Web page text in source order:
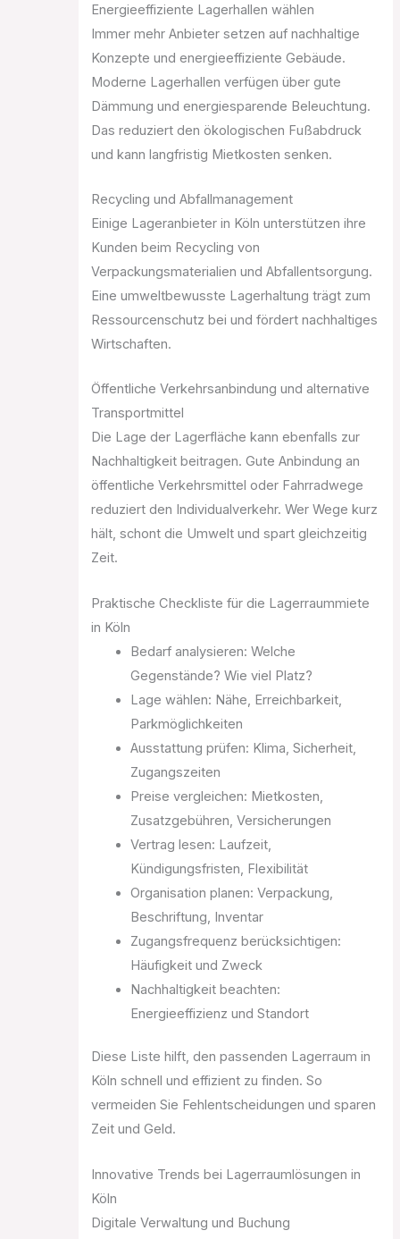
Energieeffiziente Lagerhallen wählen
Immer mehr Anbieter setzen auf nachhaltige
Konzepte und energieeffiziente Gebäude.
Moderne Lagerhallen verfügen über gute
Dämmung und energiesparende Beleuchtung.
Das reduziert den ökologischen Fußabdruck
und kann langfristig Mietkosten senken.
Recycling und Abfallmanagement
Einige Lageranbieter in Köln unterstützen ihre
Kunden beim Recycling von
Verpackungsmaterialien und Abfallentsorgung.
Eine umweltbewusste Lagerhaltung trägt zum
Ressourcenschutz bei und fördert nachhaltiges
Wirtschaften.
Öffentliche Verkehrsanbindung und alternative
Transportmittel
Die Lage der Lagerfläche kann ebenfalls zur
Nachhaltigkeit beitragen. Gute Anbindung an
öffentliche Verkehrsmittel oder Fahrradwege
reduziert den Individualverkehr. Wer Wege kurz
hält, schont die Umwelt und spart gleichzeitig
Zeit.
Praktische Checkliste für die Lagerraummiete
in Köln
Bedarf analysieren: Welche
Gegenstände? Wie viel Platz?
Lage wählen: Nähe, Erreichbarkeit,
Parkmöglichkeiten
Ausstattung prüfen: Klima, Sicherheit,
Zugangszeiten
Preise vergleichen: Mietkosten,
Zusatzgebühren, Versicherungen
Vertrag lesen: Laufzeit,
Kündigungsfristen, Flexibilität
Organisation planen: Verpackung,
Beschriftung, Inventar
Zugangsfrequenz berücksichtigen:
Häufigkeit und Zweck
Nachhaltigkeit beachten:
Energieeffizienz und Standort
Diese Liste hilft, den passenden Lagerraum in
Köln schnell und effizient zu finden. So
vermeiden Sie Fehlentscheidungen und sparen
Zeit und Geld.
Innovative Trends bei Lagerraumlösungen in
Köln
Digitale Verwaltung und Buchung